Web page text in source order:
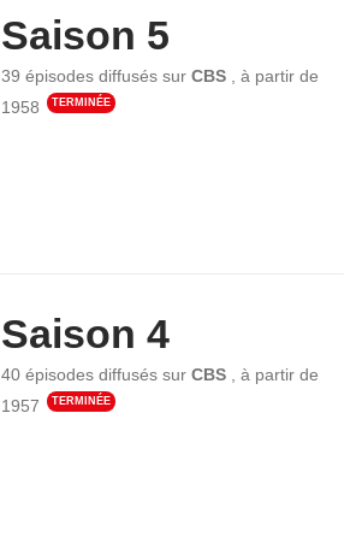
Saison 5
39 épisodes diffusés surCBS ,à partir de
1958
TERMINÉE
Saison 4
40 épisodes diffusés surCBS ,à partir de
1957
TERMINÉE